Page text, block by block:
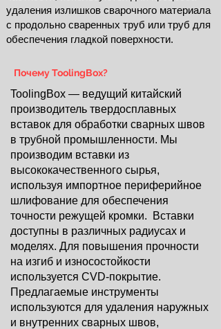
удаления излишков сварочного материала
с продольно сваренных труб или труб для
обеспечения гладкой поверхности.
Почему ToolingBox?
ToolingBox — ведущий китайский
производитель твердосплавных
вставок для обработки сварных швов
в трубной промышленности. Мы
производим вставки из
высококачественного сырья,
используя импортное периферийное
шлифование для обеспечения
точности режущей кромки. Вставки
доступны в различных радиусах и
моделях. Для повышения прочности
на изгиб и износостойкости
используется CVD-покрытие.
Предлагаемые инструменты
используются для удаления наружных
и внутренних сварных швов,